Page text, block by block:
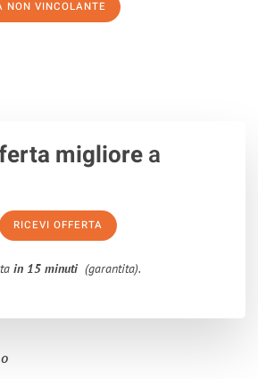
NON VINCOLANTE
migliorea
RICEVI OFFERTA
in 15 minuti (garantita).